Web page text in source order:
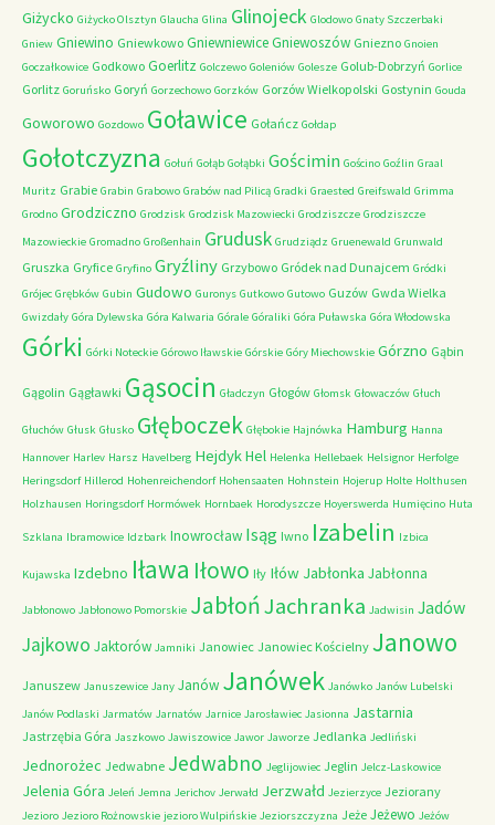
Giżycko Giżycko Olsztyn Glaucha Glina Glinojeck Glodowo Gnaty Szczerbaki
Gniew Gniewino Gniewkowo GniewniewiceGniewoszów Gniezno Gnoien
Goczałkowice Godkowo Goerlitz Golczewo Goleniów Golesze Golub-Dobrzyń Gorlice
Gorlitz Goruńsko Goryń Gorzechowo Gorzków Gorzów Wielkopolski Gostynin Gouda
Goworowo Gozdowo Goławice Gołańcz Gołdap
Gołotczyzna Gołuń Gołąb Gołąbki Gościmin Gościno Goźlin Graal
Muritz Grabie Grabin Grabowo Grabów nad Pilicą Gradki Graested Greifswald Grimma
Grodno Grodziczno Grodzisk Grodzisk Mazowiecki Grodziszcze Grodziszcze
Mazowieckie Gromadno Großenhain Grudusk Grudziądz Gruenewald Grunwald
Gruszka Gryfice Gryfino Gryźliny Grzybowo Gródek nad Dunajcem Gródki
Grójec Grębków Gubin Gudowo Guronys Gutkowo Gutowo Guzów Gwda Wielka
Gwizdały Góra Dylewska Góra Kalwaria Górale Góraliki Góra Puławska Góra Włodowska
Górki Górki Noteckie Górowo Iławskie Górskie Góry Miechowskie Górzno Gąbin
Gągolin Gągławki Gąsocin Gładczyn Głogów Głomsk Głowaczów Głuch
Głuchów Głusk Głusko Głęboczek Głębokie Hajnówka Hamburg Hanna
Hannover Harlev Harsz Havelberg HejdykHel Helenka Hellebaek Helsignor Herfolge
Heringsdorf Hillerod Hohenreichendorf Hohensaaten Hohnstein Hojerup Holte Holthusen
Holzhausen Horingsdorf Hormówek Hornbaek Horodyszcze Hoyerswerda Humięcino Huta
Szklana Ibramowice Idzbark Inowrocław Isąg Iwno Izabelin Izbica
Kujawska Izdebno Iława Iłowo Iły Iłów Jabłonka Jabłonna
Jabłonowo Jabłonowo Pomorskie JabłońJachranka Jadwisin Jadów
Jajkowo Jaktorów Jamniki Janowiec Janowiec Kościelny Janowo
Januszew Januszewice Jany Janów Janówek Janówko Janów Lubelski
Janów Podlaski Jarmatów Jarnatów Jarnice Jarosławiec Jasionna Jastarnia
Jastrzębia Góra Jaszkowo Jawiszowice Jawor Jaworze Jedlanka Jedliński
Jednorożec Jedwabne Jedwabno Jeglijowiec Jeglin Jelcz-Laskowice
Jelenia Góra Jeleń Jemna Jerichov Jerwałd Jerzwałd Jezierzyce Jeziorany
Jezioro Jezioro Rożnowskie jezioro Wulpińskie Jeziorszczyzna Jeże Jeżewo Jeżów